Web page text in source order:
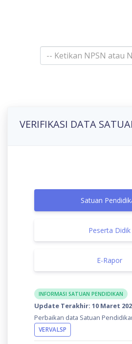
VERIFIKASI DATA
Satuan
Peserta Didik
E-Rapor
INFORMASI SATUAN PENDIDIKAN
Update Terakhir: 10 Maret
Perbaikan data Satuan
VERVALSP